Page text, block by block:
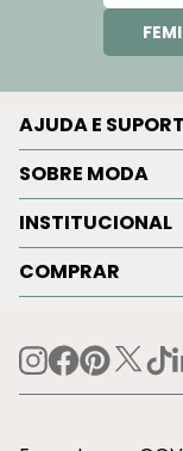
AJUDA E
SOBRE MODA
INSTITUCIONAL
COMPRAR